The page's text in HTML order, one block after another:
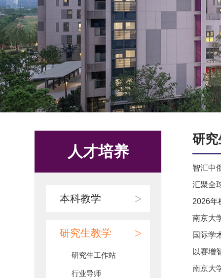
人才培养
本科教学 >
研究生教学 >
研究生工作站
行业导师
研
智汇中
汇聚全
2026年
南京大
国际学
以赛增
南京大